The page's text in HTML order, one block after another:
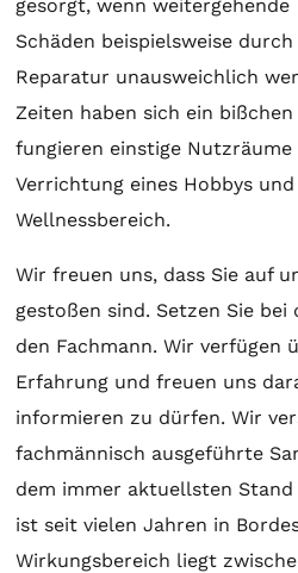
gesorgt, wenn weitergehende
Schäden beispielsweise
Reparatur unausweichlich
Zeiten haben sich ein
fungieren einstige
Verrichtung eines Hobbys
Wellnessbereich.
Wir freuen uns, dass Sie auf
gestoßen sind. Setzen Sie bei
den Fachmann. Wir verfügen
Erfahrung und freuen uns
informieren zu dürfen. Wir
fachmännisch ausgeführte
dem immer aktuellsten Stand
ist seit vielen Jahren in
Wirkungsbereich liegt